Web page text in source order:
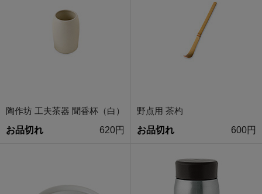
陶作坊 工夫茶器 聞香杯（白）
お品切れ
620円
野点用 茶杓
お品切れ
600円